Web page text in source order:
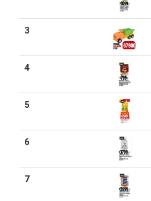
3
4
5
6
7